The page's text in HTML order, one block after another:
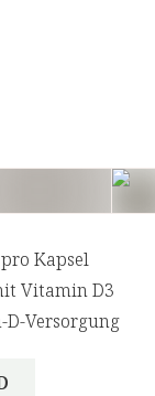
Kapsel
Vitamin D3
Versorgung